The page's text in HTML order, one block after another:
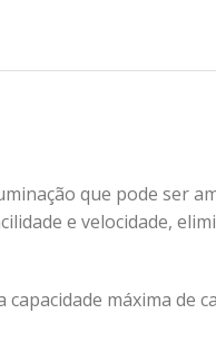
que pode ser
e velocidade,
máxima de